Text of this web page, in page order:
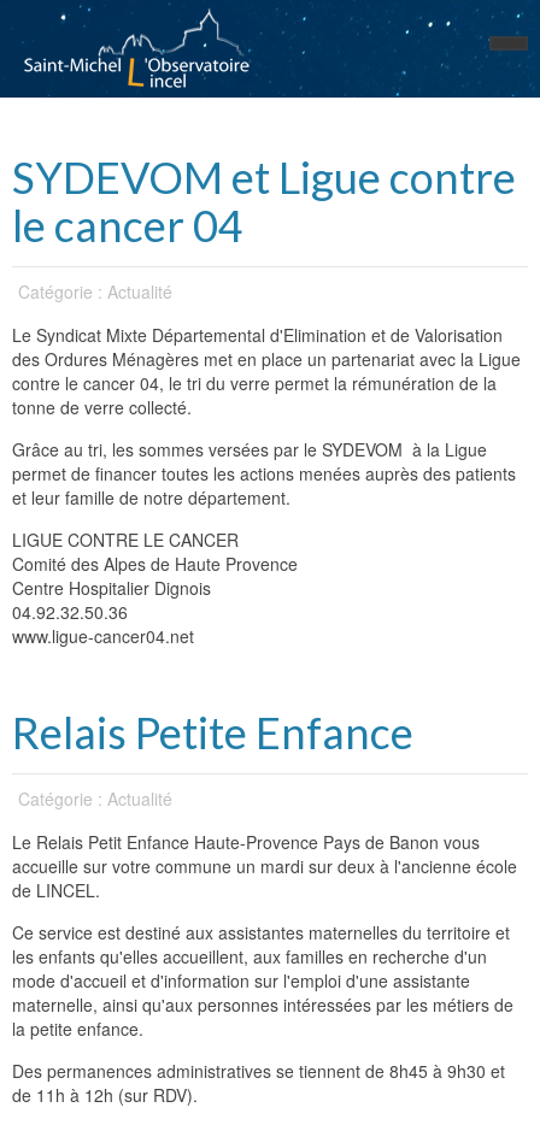
SYDEVOM et Ligue contre
le cancer 04
Catégorie : Actualité
Le Syndicat Mixte Départemental d'Elimination et de Valorisation
des Ordures Ménagères met en place un partenariat avec la Ligue
contre le cancer 04, le tri du verre permet la rémunération de la
tonne de verre collecté.
Grâce au tri, les sommes versées par le SYDEVOM à la Ligue
permet de financer toutes les actions menées auprès des patients
et leur famille de notre département.
LIGUE CONTRE LE CANCER
Comité des Alpes de Haute Provence
Centre Hospitalier Dignois
04.92.32.50.36
www.ligue-cancer04.net
Relais Petite Enfance
Catégorie : Actualité
Le Relais Petit Enfance Haute-Provence Pays de Banon vous
accueille sur votre commune un mardi sur deux à l'ancienne école
de LINCEL.
Ce service est destiné aux assistantes maternelles du territoire et
les enfants qu'elles accueillent, aux familles en recherche d'un
mode d'accueil et d'information sur l'emploi d'une assistante
maternelle, ainsi qu'aux personnes intéressées par les métiers de
la petite enfance.
Des permanences administratives se tiennent de 8h45 à 9h30 et
de 11h à 12h (sur RDV).